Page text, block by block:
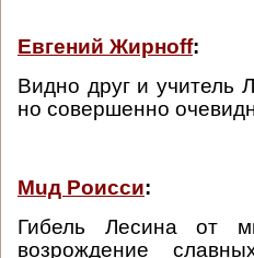
Евгений Жирноff:
Видно друг и учитель
но совершенно
Мuд Роисси:
Гибель Лесина от
возрождение